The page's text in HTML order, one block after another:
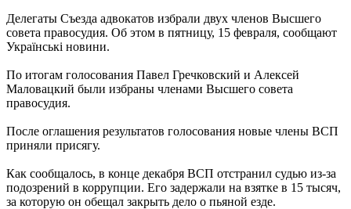
Делегаты Съезда адвокатов избрали двух членов Высшего
совета правосудия. Об этом в пятницу, 15 февраля, сообщают
Українські новини.
По итогам голосования Павел Гречковский и Алексей
Маловацкий были избраны членами Высшего совета
правосудия.
После оглашения результатов голосования новые члены ВСП
приняли присягу.
Как сообщалось, в конце декабря ВСП отстранил судью из-за
подозрений в коррупции. Его задержали на взятке в 15 тысяч,
за которую он обещал закрыть дело о пьяной езде.